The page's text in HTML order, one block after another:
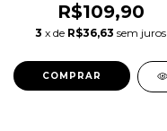
R$109,90
3 x de R$36,63 sem juros
COMPRAR